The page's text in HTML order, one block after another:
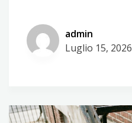
admin
Luglio 15, 2026